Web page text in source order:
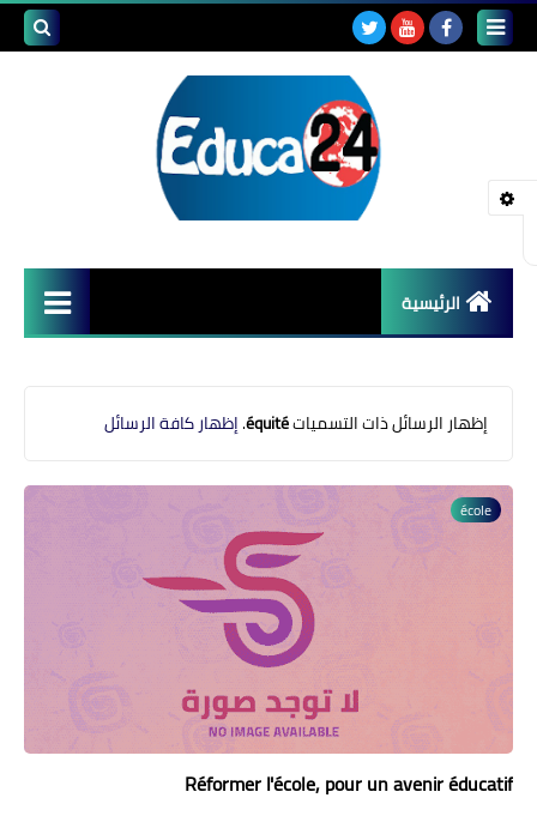
الرئيسية
قضايا تربوية
منوعات إخبارية
مواضيع تربوية
وثائق تربوية
الشؤون الاجتماعية لأسرة
التعليم
‏إظهار الرسائل ذات التسمياتéquité
.إظهار كافة الرسائل
école
Réformer l'école, pour un avenir éducatif